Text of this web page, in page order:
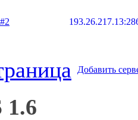
Добавить
1.6